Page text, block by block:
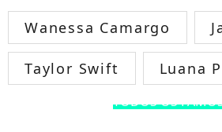
Wanessa Camargo
Taylor Swift Luana
TODOS OS